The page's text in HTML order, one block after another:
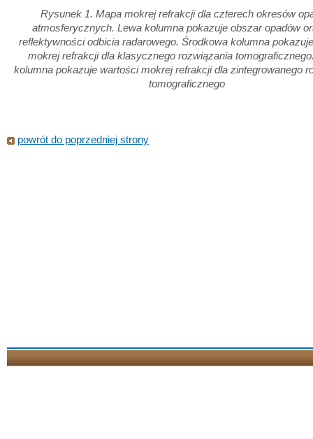
Rysunek 1. Mapa mokrej refrakcji dla czterech okresów
atmosferycznych. Lewa kolumna pokazuje obszar opadów
reflektywności odbicia radarowego. Środkowa kolumna
mokrej refrakcji dla klasycznego rozwiązania
kolumna pokazuje wartości mokrej refrakcji dla zintegrowanego
tomograficznego
powrót do poprzedniej strony